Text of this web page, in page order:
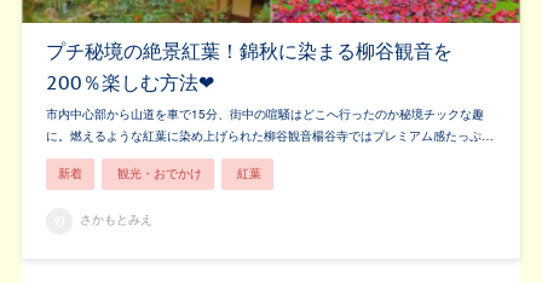
プチ秘境の絶景紅葉！錦秋に染まる柳谷観音を
200％楽しむ方法❤
市内中心部から山道を車で15分、街中の喧騒はどこへ行ったのか秘境チックな趣
に。燃えるような紅葉に染め上げられた柳谷観音楊谷寺ではプレミアム感たっぷ…
新着 観光・おでかけ 紅葉
さかもとみえ